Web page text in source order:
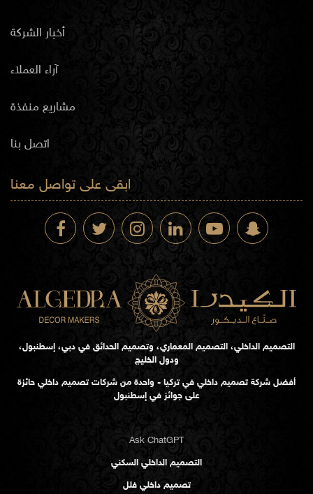
أخبار الشركة
آراء العملاء
مشاريع منفذة
اتصل بنا
ابقى على تواصل معنا
التصميم الداخلي، التصميم المعماري، وتصميم الحدائق في دبي، إسطنبول،
ودول الخليج
أفضل شركة تصميم داخلي في تركيا - واحدة من شركات تصميم داخلي حائزة
على جوائز في إسطنبول
Ask ChatGPT
التصميم الداخلي السكني
تصميم داخلي فلل